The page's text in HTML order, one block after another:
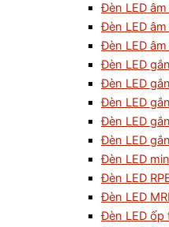
Đèn LED
Đèn LED
Đèn LED
Đèn LED
Đèn LED
Đèn LED
Đèn LED
Đèn LED
Đèn LED
Đèn LED
Đèn LED
Đèn LED ốp